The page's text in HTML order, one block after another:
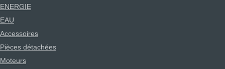
ENERGIE
EAU
Accessoires
Pièces détachées
Moteurs